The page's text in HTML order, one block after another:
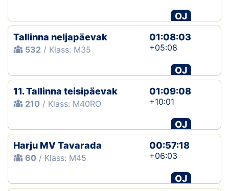
OJ
Tallinna neljapäevak
532 / Klass: M35
01:08:03
+05:08
OJ
11. Tallinna teisipäevak
210 / Klass: M40RO
01:09:08
+10:01
OJ
Harju MV Tavarada
60 / Klass: M45
00:57:18
+06:03
OJ